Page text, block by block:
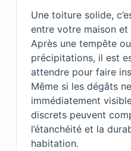
Une toiture solide,
entre votre maison et
Après une tempête
précipitations, il est
attendre pour faire
Même si les dégâts
immédiatement
discrets peuvent
l’étanchéité et la
habitation.